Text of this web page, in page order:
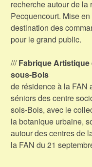
recherche autour de la
Pecquencourt. Mise
destination des
pour le grand public.
///Fabrique Artistique
sous-Bois
de résidence à la FAN
séniors des centre
sois-Bois, avec le
la botanique urbaine,
autour des centres de
la FAN du 21